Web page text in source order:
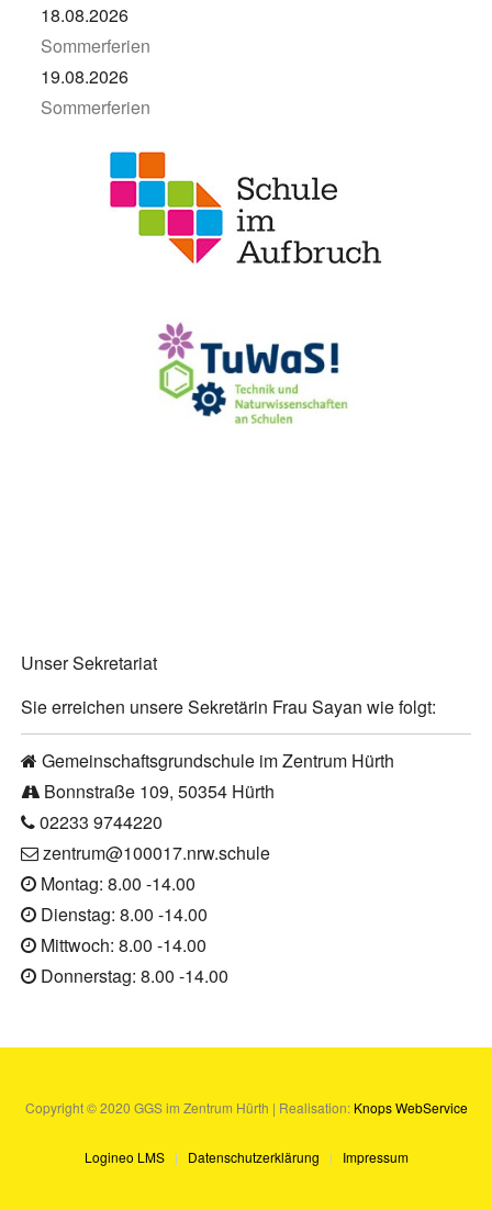
18.08.2026
Sommerferien
19.08.2026
Sommerferien
Unser Sekretariat
Sie erreichen unsere Sekretärin Frau Sayan wie folgt:
Gemeinschaftsgrundschule im Zentrum Hürth
Bonnstraße 109, 50354 Hürth
02233 9744220
zentrum@100017.nrw.schule
Montag: 8.00 -14.00
Dienstag: 8.00 -14.00
Mittwoch: 8.00 -14.00
Donnerstag: 8.00 -14.00
Copyright © 2020 GGS im Zentrum Hürth | Realisation: Knops WebService
Logineo LMS Datenschutzerklärung Impressum